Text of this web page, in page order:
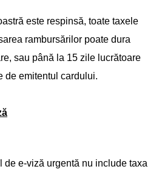
este respinsă, toate taxele
rambursărilor poate dura
sau până la 15 zile lucrătoare
de emitentul cardului.
de e-viză urgentă nu include taxa